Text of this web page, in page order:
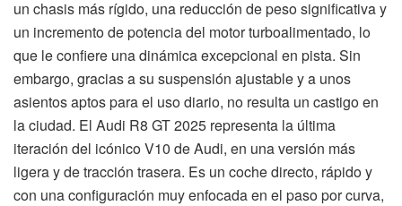
un chasis más rígido, una reducción de peso significativa y
un incremento de potencia del motor turboalimentado, lo
que le confiere una dinámica excepcional en pista. Sin
embargo, gracias a su suspensión ajustable y a unos
asientos aptos para el uso diario, no resulta un castigo en
la ciudad. El Audi R8 GT 2025 representa la última
iteración del icónico V10 de Audi, en una versión más
ligera y de tracción trasera. Es un coche directo, rápido y
con una configuración muy enfocada en el paso por curva,